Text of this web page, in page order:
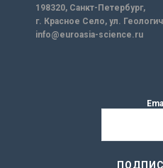
198320, Санкт-Петербург,
г. Красное Село, ул.
info@euroasia-science.ru